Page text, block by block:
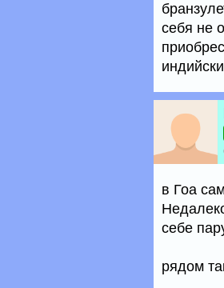
себя не
в Гоа
себе
рядом